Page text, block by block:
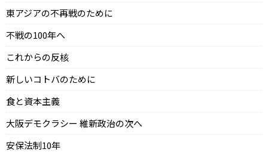
東アジアの不再戦のために
不戦の100年へ
これからの反核
新しいコトバのために
食と資本主義
大阪デモクラシー 維新政治の次へ
安保法制10年